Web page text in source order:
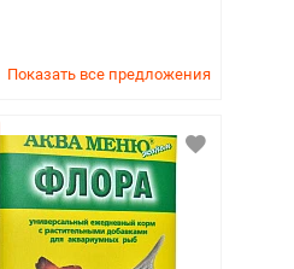
Показать все предложения